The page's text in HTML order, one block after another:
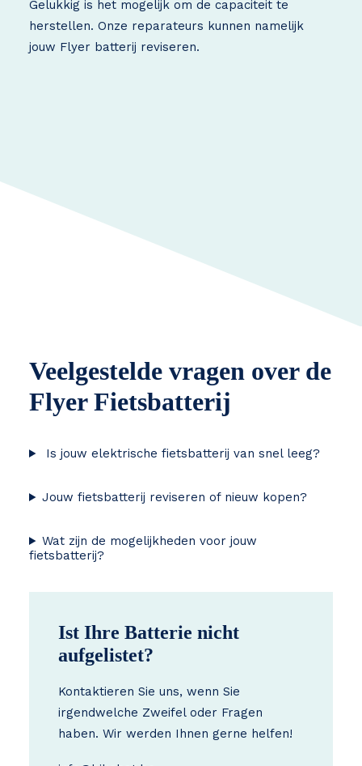
Gelukkig is het mogelijk om de capaciteit te
herstellen. Onze reparateurs kunnen namelijk
jouw Flyer batterij reviseren.
Veelgestelde vragen over de
Flyer Fietsbatterij
Is jouw elektrische fietsbatterij van snel leeg?
Jouw fietsbatterij reviseren of nieuw kopen?
Wat zijn de mogelijkheden voor jouw
fietsbatterij?
Ist Ihre Batterie nicht
aufgelistet?
Kontaktieren Sie uns, wenn Sie
irgendwelche Zweifel oder Fragen
haben. Wir werden Ihnen gerne helfen!